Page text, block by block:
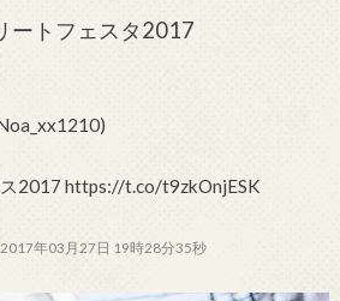
ートフェスタ2017
2017 https://t.co/t9zkOnjESK
年03月27日 19時28分35秒